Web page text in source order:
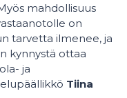
mahdollisuus
on
tarvetta ilmenee, ja
kynnystä ottaa
ja
Tiina